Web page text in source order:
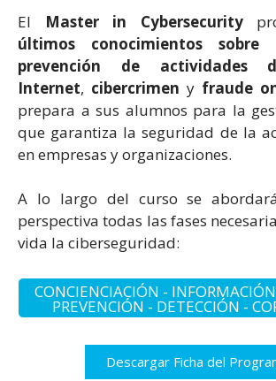
El Master in Cybersecurity
últimos conocimientos sobre
prevención de actividades
Internet, cibercrimen y fraude
prepara a sus alumnos para la
que garantiza la seguridad de la
en empresas y organizaciones.
A lo largo del curso se
perspectiva todas las fases
vida la ciberseguridad:
CONCIENCIACIÓN -
PREVENCIÓN - DETECCIÓN -
Descargar Ficha del